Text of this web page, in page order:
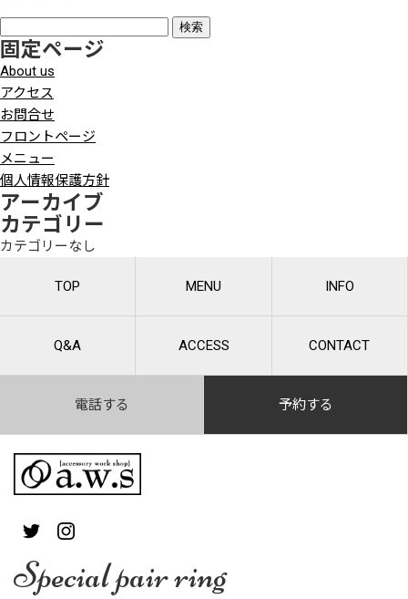
索:
固定ページ
About us
アクセス
お問合せ
フロントページ
メニュー
個人情報保護方針
アーカイブ
カテゴリー
カテゴリーなし
TOP MENU INFO
Q&A ACCESS CONTACT
電話する 予約する
Special pair ring